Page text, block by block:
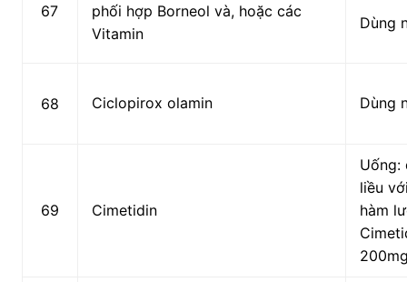
67
phối hợp Borneol và, hoặc các
Vitamin
Dùng
68 Ciclopirox olamin Dùng
69 Cimetidin
Uống:
liều
hàm